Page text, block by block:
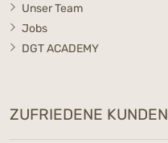
Unser Team
Jobs
DGT ACADEMY
ZUFRIEDENE KUNDEN